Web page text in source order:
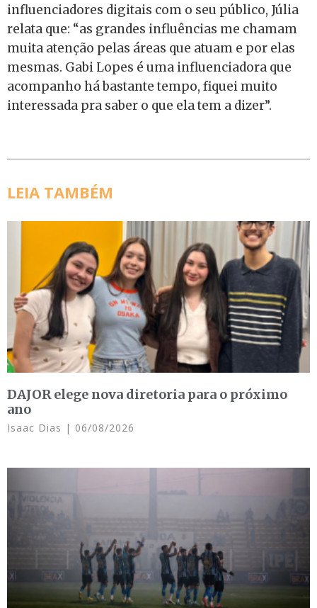
influenciadores digitais com o seu público, Júlia
relata que: “as grandes influências me chamam
muita atenção pelas áreas que atuam e por elas
mesmas. Gabi Lopes é uma influenciadora que
acompanho há bastante tempo, fiquei muito
interessada pra saber o que ela tem a dizer”.
LEIA TAMBÉM
DAJOR elege nova diretoria para o próximo
ano
Isaac Dias 06/08/2026